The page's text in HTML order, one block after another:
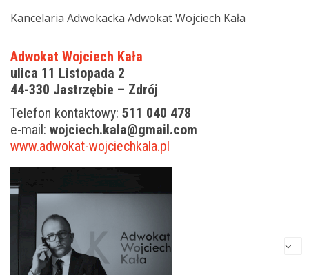
Kancelaria Adwokacka Adwokat Wojciech Kała
Adwokat Wojciech Kała
ulica 11 Listopada 2
44-330 Jastrzębie – Zdrój
Telefon kontaktowy: 511 040 478
e-mail: wojciech.kala@gmail.com
www.adwokat-wojciechkala.pl